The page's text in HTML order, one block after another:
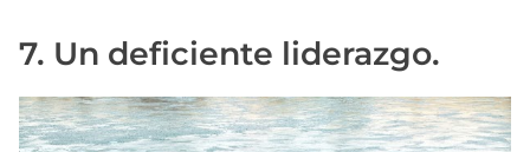
7. Un deficiente liderazgo.